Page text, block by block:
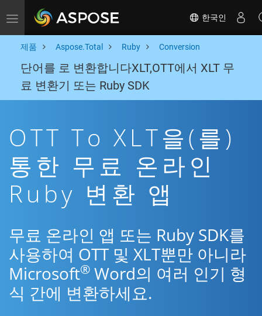
Toggle navigation 한국인
제품 Aspose.Total Ruby Conversion
단어를 로 변환합니다XLT,OTT에서 XLT 무
료 변환기 또는 Ruby SDK
OTT To XLT을(를)
통한 무료 온라인
Ruby 변환 앱
무료 온라인 앱 또는 Ruby SDK를
사용하여 OTT 및 XLT뿐만 아니라
Microsoft® Word의 여러 인기 형
식 간에 변환하세요.